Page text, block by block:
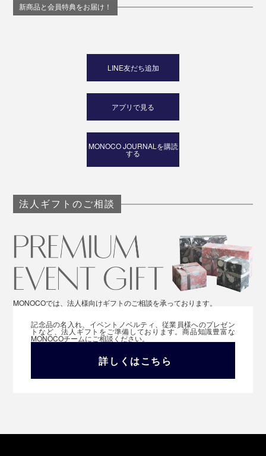
毎日続けることで、これからのあなたの髪に、“自信”を
シックなデザインのボトルは、プレゼントにもぴった
贈り物に、ぜひどうぞ。
新商品と会員特典をお届け！
LINE友だち追加
アプリで見る
MONOCO JOURNALを購読
する
法人ギフトのご相談
MONOCOでは、法人様向けギフトのご相談を承っております。
記念品の名入れ、イベントノベルティ、従業員様へのプレゼン
トなど、法人ギフトをご準備しております。商品知識豊富な
MONOCOチームにご相談ください。
詳しくはこちら